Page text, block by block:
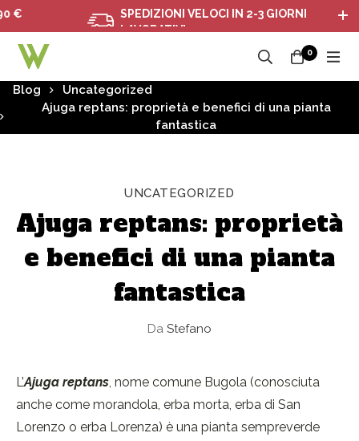
SPEDIZIONI VELOCI IN 2-3 GIORNI
LAVORATIVI
0
Blog
Uncategorized
Ajuga reptans: proprietà e benefici di una pianta
fantastica
UNCATEGORIZED
Ajuga reptans: proprietà
e benefici di una pianta
fantastica
Da Stefano
L’Ajuga reptans, nome comune Bugola (conosciuta
anche come morandola, erba morta, erba di San
Lorenzo o erba Lorenza) è una pianta sempreverde